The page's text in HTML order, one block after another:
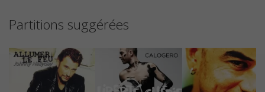
Partitions suggérées